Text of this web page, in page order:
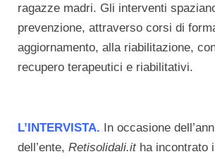
ragazze madri. Gli interventi
prevenzione, attraverso corsi di
aggiornamento, alla riabilitazione,
recupero terapeutici e riabilitativi.
L’INTERVISTA. In occasione
dell’ente, Retisolidali.itha incontrato